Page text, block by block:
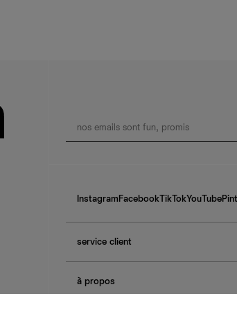
Instagram FacebookTikTokYouTube
service client
contactez-nous
à propos